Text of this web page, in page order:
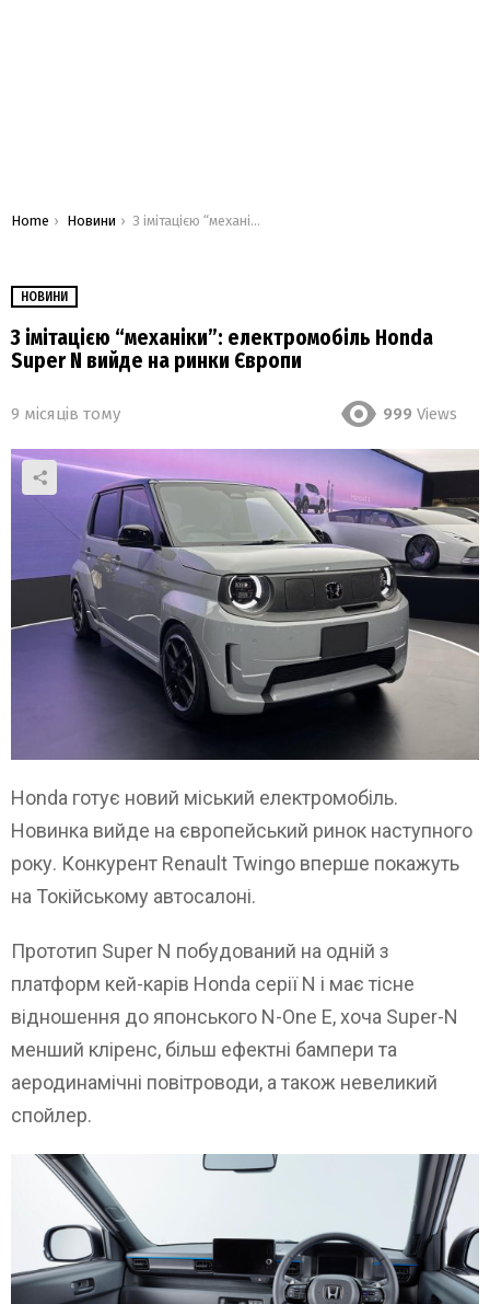
You are here:
Home Новини З імітацією “механіки”: електромобіль Honda Super N вийде на ринки Європи
НОВИНИ
З імітацією “механіки”: електромобіль Honda
Super N вийде на ринки Європи
9 місяців тому 999 Views
Honda готує новий міський електромобіль.
Новинка вийде на європейський ринок наступного
року. Конкурент Renault Twingo вперше покажуть
на Токійському автосалоні.
Прототип Super N побудований на одній з
платформ кей-карів Honda серії N і має тісне
відношення до японського N-One E, хоча Super-N
менший кліренс, більш ефектні бампери та
аеродинамічні повітроводи, а також невеликий
спойлер.